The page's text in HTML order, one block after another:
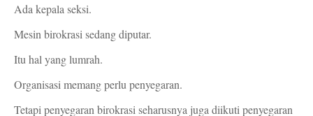
Ada kepala seksi.
Mesin birokrasi sedang diputar.
Itu hal yang lumrah.
Organisasi memang perlu penyegaran.
Tetapi penyegaran birokrasi seharusnya juga diikuti penyegaran